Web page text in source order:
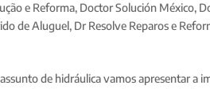
e Reforma, Doctor Solución México,
de Aluguel, Dr Resolve Reparos e
de hidráulica vamos apresentar a